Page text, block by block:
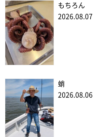
もちろん
2026.08.07
蛸
2026.08.06